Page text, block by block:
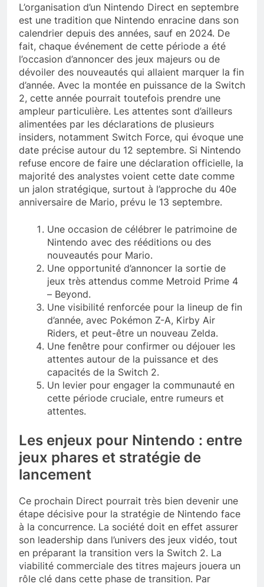
L’organisation d’un Nintendo Direct en septembre
est une tradition que Nintendo enracine dans son
calendrier depuis des années, sauf en 2024. De
fait, chaque événement de cette période a été
l’occasion d’annoncer des jeux majeurs ou de
dévoiler des nouveautés qui allaient marquer la fin
d’année. Avec la montée en puissance de la Switch
2, cette année pourrait toutefois prendre une
ampleur particulière. Les attentes sont d’ailleurs
alimentées par les déclarations de plusieurs
insiders, notamment Switch Force, qui évoque une
date précise autour du 12 septembre. Si Nintendo
refuse encore de faire une déclaration officielle, la
majorité des analystes voient cette date comme
un jalon stratégique, surtout à l’approche du 40e
anniversaire de Mario, prévu le 13 septembre.
Une occasion de célébrer le patrimoine de
Nintendo avec des rééditions ou des
nouveautés pour Mario.
Une opportunité d’annoncer la sortie de
jeux très attendus comme Metroid Prime 4
– Beyond.
Une visibilité renforcée pour la lineup de fin
d’année, avec Pokémon Z-A, Kirby Air
Riders, et peut-être un nouveau Zelda.
Une fenêtre pour confirmer ou déjouer les
attentes autour de la puissance et des
capacités de la Switch 2.
Un levier pour engager la communauté en
cette période cruciale, entre rumeurs et
attentes.
Les enjeux pour Nintendo : entre
jeux phares et stratégie de
lancement
Ce prochain Direct pourrait très bien devenir une
étape décisive pour la stratégie de Nintendo face
à la concurrence. La société doit en effet assurer
son leadership dans l’univers des jeux vidéo, tout
en préparant la transition vers la Switch 2. La
viabilité commerciale des titres majeurs jouera un
rôle clé dans cette phase de transition. Par